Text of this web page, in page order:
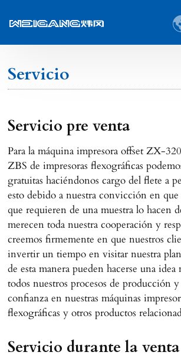
Servicio
Servicio pre venta
Para la máquina impresora offset ZX-
ZBS de impresoras flexográficas
gratuitas haciéndonos cargo del flete a
esto debido a nuestra convicción en
que requieren de una muestra lo hacen
merecen toda nuestra cooperación y
creemos firmemente en que nuestros
invertir un tiempo en visitar nuestra
de esta manera pueden hacerse una idea
todos nuestros procesos de producción
confianza en nuestras máquinas
flexográficas y otros productos
Servicio durante la venta